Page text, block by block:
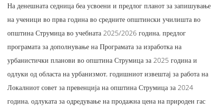
На денешната седница беа усвоени и предлог планот за запишување
на ученици во прва година во средните општински училишта во
општина Струмица во учебната 2025/2026 година, предлог
програмата за дополнување на Програмата за изработка на
урбанистички планови во општина Струмица за 2025 година и
одлуки од областа на урбанизмот, годишниот извештај за работа на
Локалниот совет за превенција на општина Струмица за 2024
година, одлуката за одредување на продажна цена на природен гас